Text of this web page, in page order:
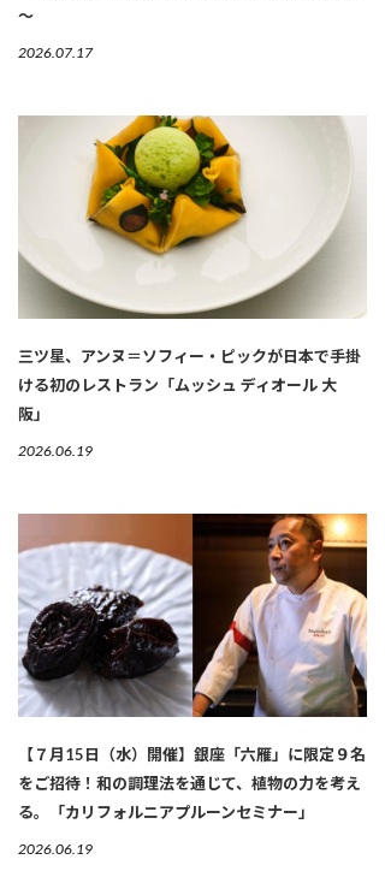
～
2026.07.17
三ツ星、アンヌ＝ソフィー・ピックが日本で手掛
ける初のレストラン「ムッシュ ディオール 大
阪」
2026.06.19
【７月15日（水）開催】銀座「六雁」に限定９名
をご招待！和の調理法を通じて、植物の力を考え
る。「カリフォルニアプルーンセミナー」
2026.06.19